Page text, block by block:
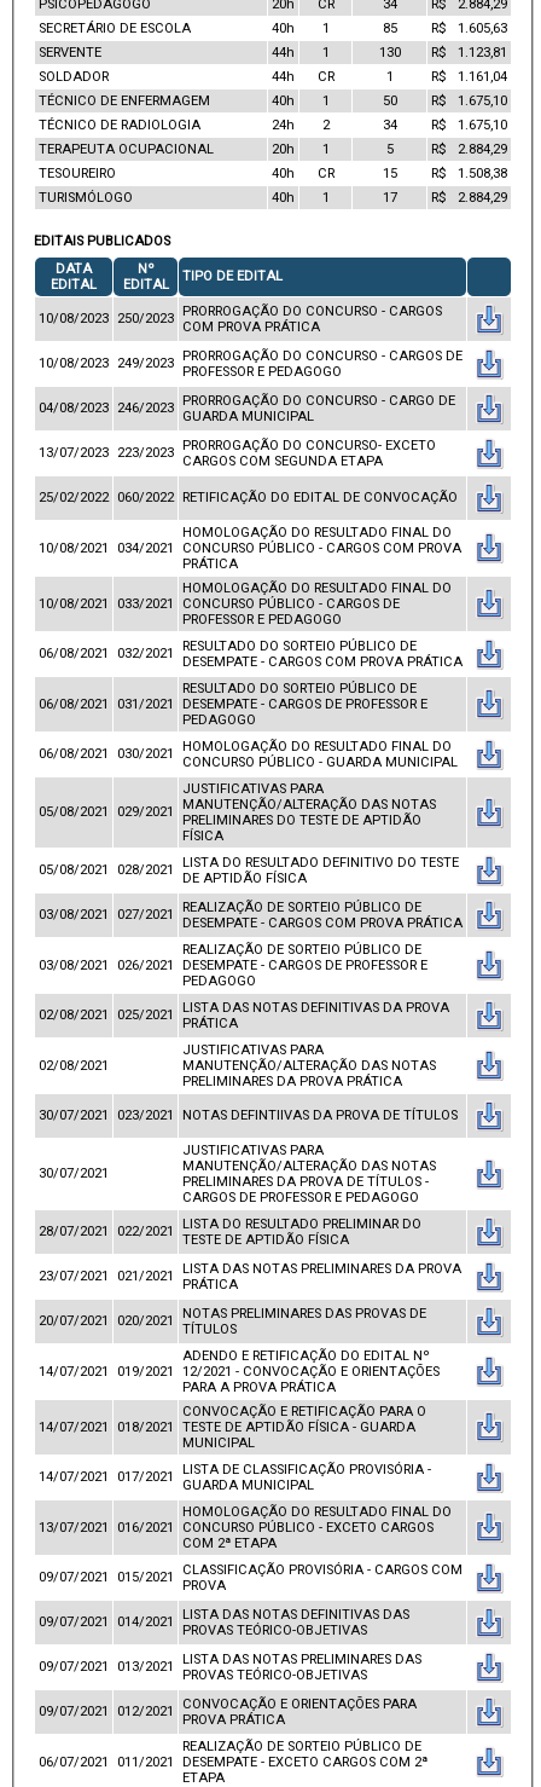
PSICOPEDAGOGO 20h CR 34
R$ 2.884,29
SECRETÁRIO DE ESCOLA
40h 1 85
R$ 1.605,63
SERVENTE
44h 1 130
R$ 1.123,81
SOLDADOR
44h CR 1
R$ 1.161,04
TÉCNICO DE ENFERMAGEM
40h 1 50
R$ 1.675,10
TÉCNICO DE RADIOLOGIA
24h 2 34
R$ 1.675,10
TERAPEUTA OCUPACIONAL
20h 1 5
R$ 2.884,29
TESOUREIRO
40h CR 15
R$ 1.508,38
TURISMÓLOGO
40h 1 17 R$ 2.884,29
EDITAIS PUBLICADOS
DATA
EDITAL
Nº
EDITAL
TIPO DE EDITAL
10/08/2023 250/2023
PRORROGAÇÃO DO CONCURSO - CARGOS
COM PROVA PRÁTICA
10/08/2023 249/2023 PRORROGAÇÃO DO CONCURSO - CARGOS DE
PROFESSOR E PEDAGOGO
04/08/2023 246/2023
PRORROGAÇÃO DO CONCURSO - CARGO DE
GUARDA MUNICIPAL
13/07/2023 223/2023 PRORROGAÇÃO DO CONCURSO- EXCETO
CARGOS COM SEGUNDA ETAPA
25/02/2022 060/2022 RETIFICAÇÃO DO EDITAL DE CONVOCAÇÃO
10/08/2021 034/2021
HOMOLOGAÇÃO DO RESULTADO FINAL DO
CONCURSO PÚBLICO - CARGOS COM PROVA
PRÁTICA
10/08/2021 033/2021
HOMOLOGAÇÃO DO RESULTADO FINAL DO
CONCURSO PÚBLICO - CARGOS DE
PROFESSOR E PEDAGOGO
06/08/2021 032/2021
RESULTADO DO SORTEIO PÚBLICO DE
DESEMPATE - CARGOS COM PROVA PRÁTICA
06/08/2021 031/2021
RESULTADO DO SORTEIO PÚBLICO DE
DESEMPATE - CARGOS DE PROFESSOR E
PEDAGOGO
06/08/2021 030/2021
HOMOLOGAÇÃO DO RESULTADO FINAL DO
CONCURSO PÚBLICO - GUARDA MUNICIPAL
05/08/2021 029/2021
JUSTIFICATIVAS PARA
MANUTENÇÃO/ALTERAÇÃO DAS NOTAS
PRELIMINARES DO TESTE DE APTIDÃO
FÍSICA
05/08/2021 028/2021
LISTA DO RESULTADO DEFINITIVO DO TESTE
DE APTIDÃO FÍSICA
03/08/2021 027/2021
REALIZAÇÃO DE SORTEIO PÚBLICO DE
DESEMPATE - CARGOS COM PROVA PRÁTICA
03/08/2021 026/2021
REALIZAÇÃO DE SORTEIO PÚBLICO DE
DESEMPATE - CARGOS DE PROFESSOR E
PEDAGOGO
02/08/2021 025/2021
LISTA DAS NOTAS DEFINITIVAS DA PROVA
PRÁTICA
02/08/2021
JUSTIFICATIVAS PARA
MANUTENÇÃO/ALTERAÇÃO DAS NOTAS
PRELIMINARES DA PROVA PRÁTICA
30/07/2021 023/2021 NOTAS DEFINTIIVAS DA PROVA DE TÍTULOS
30/07/2021
JUSTIFICATIVAS PARA
MANUTENÇÃO/ALTERAÇÃO DAS NOTAS
PRELIMINARES DA PROVA DE TÍTULOS -
CARGOS DE PROFESSOR E PEDAGOGO
28/07/2021 022/2021
LISTA DO RESULTADO PRELIMINAR DO
TESTE DE APTIDÃO FÍSICA
23/07/2021 021/2021
LISTA DAS NOTAS PRELIMINARES DA PROVA
PRÁTICA
20/07/2021 020/2021
NOTAS PRELIMINARES DAS PROVAS DE
TÍTULOS
14/07/2021 019/2021
ADENDO E RETIFICAÇÃO DO EDITAL Nº
12/2021 - CONVOCAÇÃO E ORIENTAÇÕES
PARA A PROVA PRÁTICA
14/07/2021 018/2021
CONVOCAÇÃO E RETIFICAÇÃO PARA O
TESTE DE APTIDÃO FÍSICA - GUARDA
MUNICIPAL
14/07/2021 017/2021
LISTA DE CLASSIFICAÇÃO PROVISÓRIA -
GUARDA MUNICIPAL
13/07/2021 016/2021
HOMOLOGAÇÃO DO RESULTADO FINAL DO
CONCURSO PÚBLICO - EXCETO CARGOS
COM 2ª ETAPA
09/07/2021 015/2021
CLASSIFICAÇÃO PROVISÓRIA - CARGOS COM
PROVA
09/07/2021 014/2021
LISTA DAS NOTAS DEFINITIVAS DAS
PROVAS TEÓRICO-OBJETIVAS
09/07/2021 013/2021
LISTA DAS NOTAS PRELIMINARES DAS
PROVAS TEÓRICO-OBJETIVAS
09/07/2021 012/2021
CONVOCAÇÃO E ORIENTAÇÕES PARA
PROVA PRÁTICA
06/07/2021 011/2021
REALIZAÇÃO DE SORTEIO PÚBLICO DE
DESEMPATE - EXCETO CARGOS COM 2ª
ETAPA